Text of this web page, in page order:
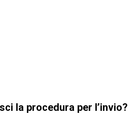
la procedura per l’invio?